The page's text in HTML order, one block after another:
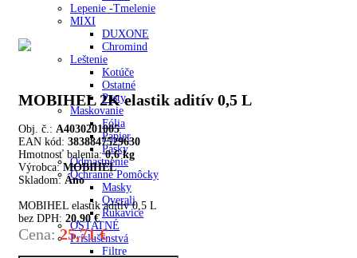
Lepenie -Tmelenie
MIXI
DUXONE
Chromind
Leštenie
Kotúče
Ostatné
Pasty
Maskovanie
Fólia
Papier
Pásky
Odmastnenie
Ochranné Pomôcky
Masky
Overali
Rukavice
OSTATNÉ
Príslušenstvá
Filtre
MOBIHEL 2K elastik aditív 0,5 L
Obj. č.: A4030201005
EAN kód: 3838847529630
Hmotnosť balenia: 0,6 kg
Výrobca: MOBIHEL
Skladom: Áno
MOBIHEL elastik aditív 0,5 L
bez DPH: 20,90 €
Cena:25,71 €